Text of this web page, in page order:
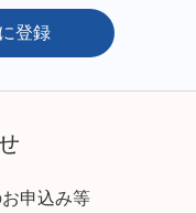
登録
申込み等